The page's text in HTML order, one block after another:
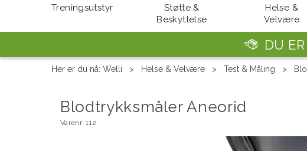
Treningsutstyr
Støtte &
Beskyttelse
Helse &
Velvære
DU
Her er du nå: Welli > Helse & Velvære > Test & Måling >
Blodtrykksmåler Aneorid
Varenr:112